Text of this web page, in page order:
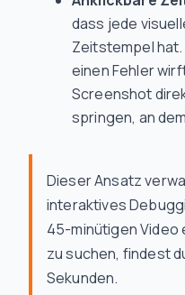
dass jede
Zeitstempel
einen Fehler
Screenshot
springen, an
Dieser Ansatz
interaktives
45-minütigen Video
zu suchen, findest
Sekunden.